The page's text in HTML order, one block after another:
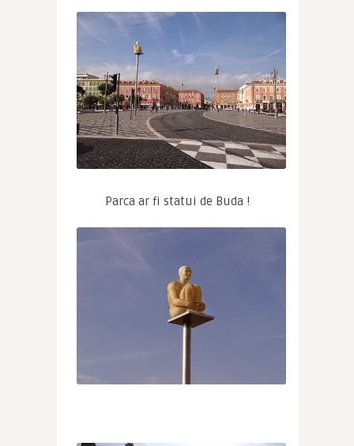
Parca ar fi statui de Buda !